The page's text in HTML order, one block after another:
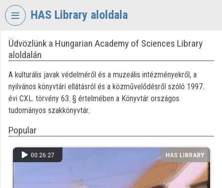
Skip header
HAS Library aloldala
VIDEO TORIUM
HUNGARIAN
ACADEMY
OF
SCIENCES
LIBRARY
Organization home
Log In
Organization discovery
Üdvözlünk a Hungarian Academy of Sciences Library
aloldalán
A kulturális javak védelméről és a muzeális intézményekről, a
nyilvános könyvtári ellátásról és a közművelődésről szóló 1997.
évi CXL. törvény 63. § értelmében a Könyvtár országos
tudományos szakkönyvtár.
Popular
00:26:27 HAS LIBRARY